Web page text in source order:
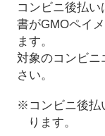
コンビニ後払
書がGMOペイ
ます。
対象のコンビニ
さい。
※コンビニ後払
ります。